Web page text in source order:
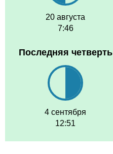
20 августа
7:46
Последняя четверть
4 сентября
12:51